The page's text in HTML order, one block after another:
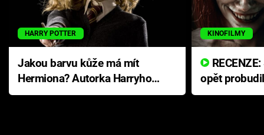
HARRY POTTER
Jakou barvu kůže má mít
Hermiona? Autorka Harryho
Pottera přišla s ráznou
KINOFILMY
opět
přichází s